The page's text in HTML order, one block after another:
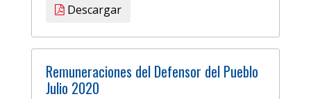
Descargar
Remuneraciones del Defensor del Pueblo
Julio 2020